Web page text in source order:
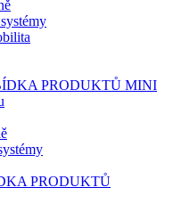
PRODUKTŮ MINI
PRODUKTŮ